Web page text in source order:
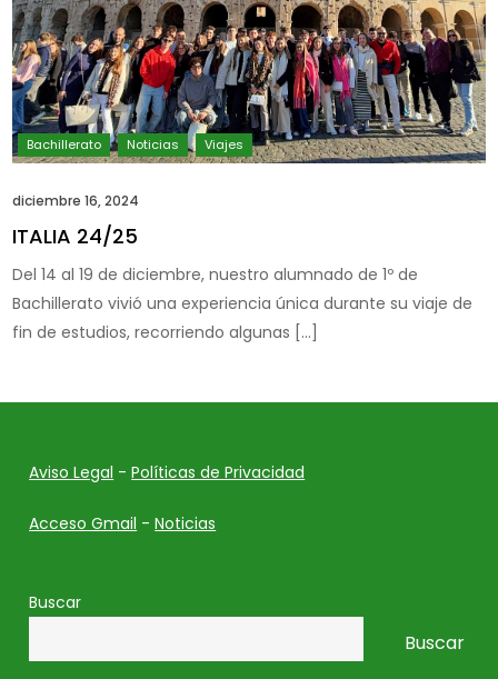
diciembre 16, 2024
ITALIA 24/25
Del 14 al 19 de diciembre, nuestro alumnado de 1º de
Bachillerato vivió una experiencia única durante su viaje de
fin de estudios, recorriendo algunas […]
Aviso Legal -Políticas de Privacidad
Acceso Gmail -Noticias
Buscar
Buscar